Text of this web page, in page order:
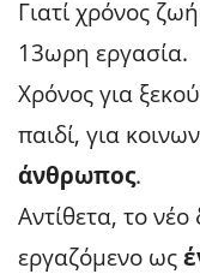
Γιατί χρόνος
13ωρη εργασία.
Χρόνος για
παιδί, για
άνθρωπος.
Αντίθετα, το
εργαζόμενο ως